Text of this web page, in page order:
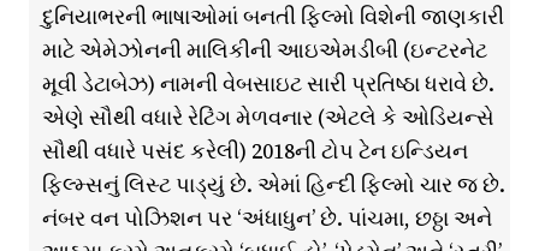
દુનિયાભરની ભાષાઓમાં બનતી ફિલ્મો વિશેની જાણકારી
માટે એમેઝોનની માલિકીની આઇએમડીબી (ઇન્ટરનેટ
મૂવી ડેટાબેઝ) નામની વેબસાઇટ સારી પ્રતિષ્ઠા ધરાવે છે.
એણે સૌથી વધારે રેટિંગ મેળવનાર (એટલે કે ઓડિયન્સે
સૌથી વધારે પસંદ કરેલી) 2018ની ટોપ ટેન ઇન્ડિયન
ફિલ્મ્સનું લિસ્ટ પાડ્યું છે. એમાં હિન્દી ફિલ્મો ચાર જ છે.
નંબર વન પોઝિશન પર ‘અંધાધુન’ છે. પાંચમા, છઠ્ઠા અને